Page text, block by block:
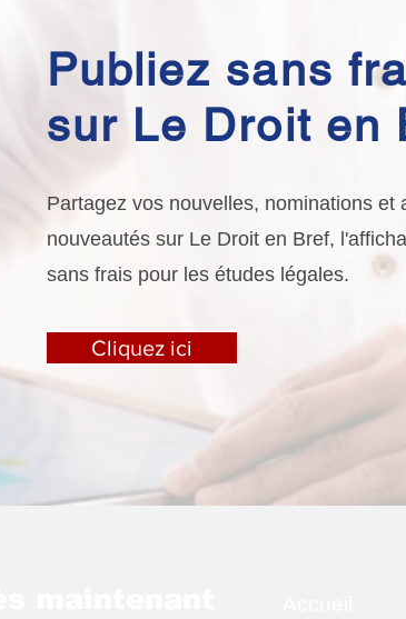
Publiez sans
sur Le Droit en
Partagez vos nouvelles, nominations et
nouveautés sur Le Droit en Bref,
sans frais pour les études légales.
Cliquez ici